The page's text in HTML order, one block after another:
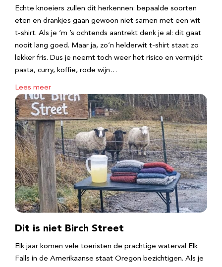
Echte knoeiers zullen dit herkennen: bepaalde soorten
eten en drankjes gaan gewoon niet samen met een wit
t-shirt. Als je ‘m ’s ochtends aantrekt denk je al: dit gaat
nooit lang goed. Maar ja, zo’n helderwit t-shirt staat zo
lekker fris. Dus je neemt toch weer het risico en vermijdt
pasta, curry, koffie, rode wijn…
Lees meer
Dit is niet Birch Street
Elk jaar komen vele toeristen de prachtige waterval Elk
Falls in de Amerikaanse staat Oregon bezichtigen. Als je